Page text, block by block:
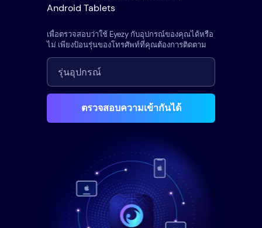
Android Tablets
เพื่อตรวจสอบว่าใช้ Eyezy กับอุปกรณ์ของคุณได้หรือ
ไม่ เพียงป้อนรุ่นของโทรศัพท์ที่คุณต้องการติดตาม
ตรวจสอบความเข้ากันได้